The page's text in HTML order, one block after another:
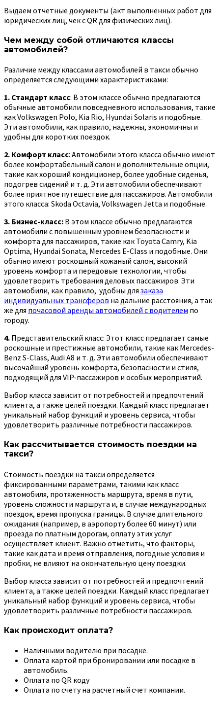
Выдаем отчетные документы (акт выполненных работ для
юридических лиц, чек с QR для физических лиц).
Чем между собой отличаются классы
автомобилей?
Различие между классами автомобилей в такси обычно
определяется следующими характеристиками:
1. Стандарт класс: В этом классе обычно предлагаются
обычные автомобили повседневного использования, такие
какVolkswagen Polo, Kia Rio, Hyundai Solaris и подобные.
Эти автомобили, как правило, надежны, экономичны и
удобны для коротких поездок.
2. Комфорт класс: Автомобили этого класса обычно имеют
более комфортабельный салон и дополнительные опции,
такие как хороший кондиционер, более удобные сиденья,
подогрев сидений и т. д. Эти автомобили обеспечивают
более приятное путешествие для пассажиров. Автомобили
этого класса: Skoda Octavia, Volkswagen Jetta и подобные.
3. Бизнес-класс: В этом классе обычно предлагаются
автомобили с повышенным уровнем безопасности и
комфорта для пассажиров, такие как Toyota Camry, Kia
Optima, Hyundai Sonata, Mercedes E-Сlass и подобные. Они
обычно имеют роскошный кожаный салон, высокий
уровень комфорта и передовые технологии, чтобы
удовлетворить требования деловых пассажиров. Эти
автомобили, как правило, удобны для заказа
индивидуальных трансферов на дальние расстояния, а так
же для почасовой аренды автомобилей с водителем по
городу.
4. Представительский класс: Этот класс предлагает самые
роскошные и престижные автомобили, такие как Mercedes-
Benz S-Class, Audi A8 и т. д. Эти автомобили обеспечивают
высочайший уровень комфорта, безопасности и стиля,
подходящий для VIP-пассажиров и особых мероприятий.
Выбор класса зависит от потребностей и предпочтений
клиента, а также целей поездки. Каждый класс предлагает
уникальный набор функций и уровень сервиса, чтобы
удовлетворить различные потребности пассажиров.
Как рассчитывается стоимость поездки на
такси?
Стоимость поездки на такси определяется
фиксированными параметрами, такими как класс
автомобиля, протяженность маршрута, время в пути,
уровень сложности маршрута и, в случае международных
поездок, время пропуска границы. В случае длительного
ожидания (например, в аэропорту более 60 минут) или
проезда по платным дорогам, оплату этих услуг
осуществляет клиент. Важно отметить, что факторы,
такие как дата и время отправления, погодные условия и
пробки, не влияют на окончательную цену поездки.
Выбор класса зависит от потребностей и предпочтений
клиента, а также целей поездки. Каждый класс предлагает
уникальный набор функций и уровень сервиса, чтобы
удовлетворить различные потребности пассажиров.
Как происходит оплата?
Наличными водителю при посадке.
Оплата картой при бронировании или посадке в
автомобиль.
Оплата по QR коду
Оплата по счету на расчетный счет компании.